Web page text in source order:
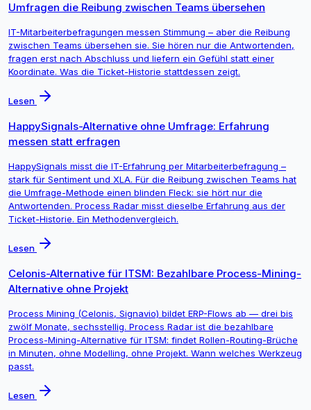
Umfragen die Reibung zwischen Teams übersehen
IT-Mitarbeiterbefragungen messen Stimmung – aber die Reibung
zwischen Teams übersehen sie. Sie hören nur die Antwortenden,
fragen erst nach Abschluss und liefern ein Gefühl statt einer
Koordinate. Was die Ticket-Historie stattdessen zeigt.
Lesen
HappySignals-Alternative ohne Umfrage: Erfahrung
messen statt erfragen
HappySignals misst die IT-Erfahrung per Mitarbeiterbefragung –
stark für Sentiment und XLA. Für die Reibung zwischen Teams hat
die Umfrage-Methode einen blinden Fleck: sie hört nur die
Antwortenden. Process Radar misst dieselbe Erfahrung aus der
Ticket-Historie. Ein Methodenvergleich.
Lesen
Celonis-Alternative für ITSM: Bezahlbare Process-Mining-
Alternative ohne Projekt
Process Mining (Celonis, Signavio) bildet ERP-Flows ab — drei bis
zwölf Monate, sechsstellig. Process Radar ist die bezahlbare
Process-Mining-Alternative für ITSM: findet Rollen-Routing-Brüche
in Minuten, ohne Modelling, ohne Projekt. Wann welches Werkzeug
passt.
Lesen